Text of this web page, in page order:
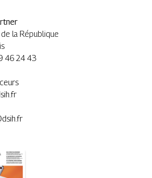
la République
46 24 43